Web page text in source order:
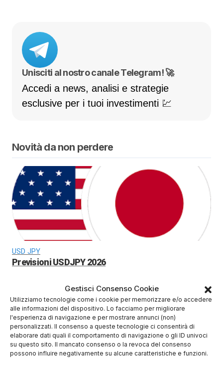
Gestisci Consenso Cookie
Utilizziamo tecnologie come i cookie per memorizzare e/o accedere
alle informazioni del dispositivo. Lo facciamo per migliorare
l'esperienza di navigazione e per mostrare annunci (non)
personalizzati. Il consenso a queste tecnologie ci consentirà di
elaborare dati quali il comportamento di navigazione o gli ID univoci
su questo sito. Il mancato consenso o la revoca del consenso
possono influire negativamente su alcune caratteristiche e funzioni.
Unisciti al nostro canale Telegram! 🚀
Accedi a news, analisi e strategie
esclusive per i tuoi investimenti 💹
Novità da non perdere
USD JPY
Previsioni USDJPY 2026